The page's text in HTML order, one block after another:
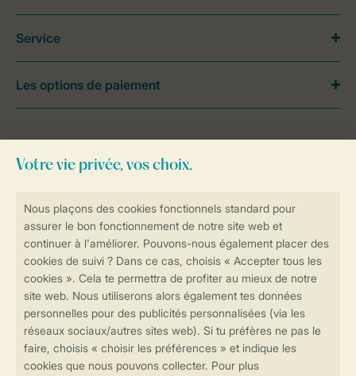
Réservations en ligne rapides et sécurisées
Transmission sécurisée des données
Paiement sécurisé
contactez notreContact Center.
Service
Les options de paiement